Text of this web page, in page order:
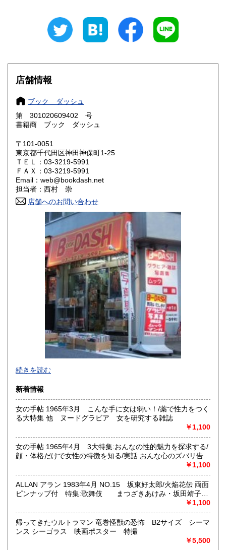
静岡県
600円 三重県
滋賀県 600円 京都府 600円
大阪府
奈良県
鳥取県 600円
岡山県 600円
山口県 600円
香川県
福岡県
600円 長崎県
600円 大分県
600円 鹿児島県
600円
店舗情報
ブック ダッシュ
第 301020609402 号
書籍商 ブック ダッシュ
〒101-0051
東京都千代田区神田神保町1-25
ＴＥＬ：03-3219-5991
ＦＡＸ：03-3219-5991
Email：web@bookdash.net
担当者：西村 崇
店舗へのお問い合わせ
新旧女優・アイドルのグラビア、なつかしの本
映画・特撮、ゲーム・アニメ古漫画などの趣味本は当店にお
お取り扱いは、趣味のものすべてにわたります。
グラビアアイドル雑誌(キャンディーズなどの昔の女優・アイ
ドルも歓迎)
古マンガ・アニメロマンアルバム系、イラスト集、
美少女ゲーム、プレミアゲーム、攻略本・設定資料集
映画パンフレット、プレミアトイ、音楽
どんなジャンルでも買取することができます。
東京近郊出張買取していますのでお気軽にご相談ください。
線)
最寄駅：神保町駅 御茶ノ水駅
営業時間：12:00-20:00
定休日：なし 年末は30日午後5時に閉店、年始は3日正午よ
続きを読む
新着情報
女の手帖 1965年3月 こんな手に女は弱い！/薬で性力をつく
る大特集 他 ヌードグラビア 女を研究する雑誌
￥1,100
女の手帖 1965年4月 3大特集:おんなの性的魅力を探求する/
顔・体格だけで女性の特徴を知る/実話 おんな心のズバリ告白
￥1,100
ALLAN アラン 1983年4月 NO.15 坂東好太郎/火焔花伝 両面
ピンナップ付 特集:歌舞伎 まつざきあけみ・坂田靖子
￥1,100
帰ってきたウルトラマン 竜巻怪獣の恐怖 B2サイズ シーマ
ンス シーゴラス 映画ポスター 特撮
￥5,500